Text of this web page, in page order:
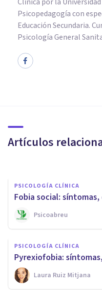
Psicopedagogía con
Educación Secundaria.
Psicología General
Artículos
existen
PSICOLOGÍA CLÍNICA
Fobia social:
Psicoabreu
PSICOLOGÍA CLÍNICA
Pyrexiofobia:
Laura Ruiz Mitjana
Dermatofagia:
causas y
Laura Ruiz Mitjana